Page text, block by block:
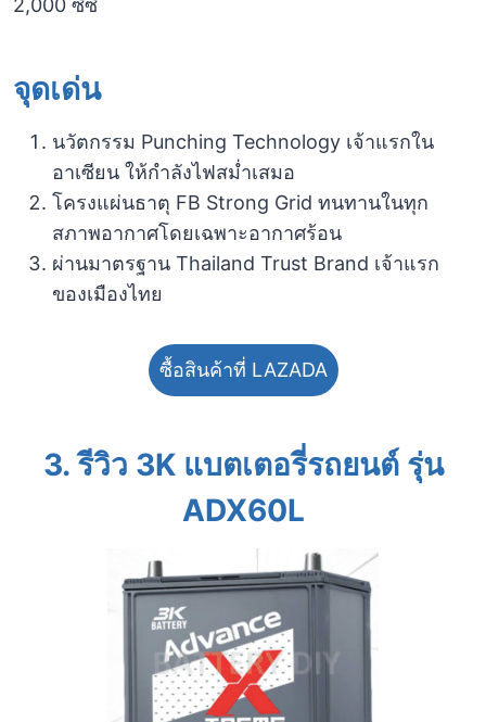
2,000 ซีซี
จุดเด่น
นวัตกรรม Punching Technology เจ้าแรกใน
อาเซียน ให้กำลังไฟสม่ำเสมอ
โครงแผ่นธาตุ FB Strong Grid ทนทานในทุก
สภาพอากาศโดยเฉพาะอากาศร้อน
ผ่านมาตรฐาน Thailand Trust Brand เจ้าแรก
ของเมืองไทย
ซื้อสินค้าที่ LAZADA
3.รีวิว 3K แบตเตอรี่รถยนต์ รุ่น
ADX60L